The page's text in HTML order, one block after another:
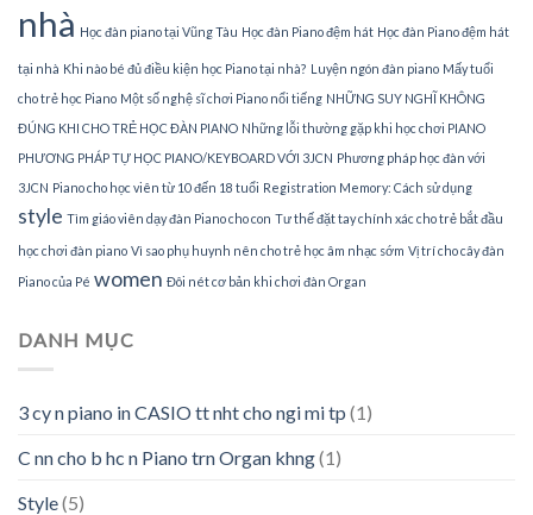
nhà Học đàn piano tại Vũng Tàu Học đàn Piano đệm hát Học đàn Piano đệm hát
tại nhà Khi nào bé đủ điều kiện học Piano tại nhà? Luyện ngón đàn piano Mấy tuổi
cho trẻ học Piano Một số nghệ sĩ chơi Piano nổi tiếng NHỮNG SUY NGHĨ KHÔNG
ĐÚNG KHI CHO TRẺ HỌC ĐÀN PIANO Những lỗi thường gặp khi học chơi PIANO
PHƯƠNG PHÁP TỰ HỌC PIANO/KEYBOARD VỚI 3JCN Phương pháp học đàn với
3JCN Piano cho học viên từ 10 đến 18 tuổi Registration Memory: Cách sử dụng
style Tìm giáo viên dạy đàn Piano cho con Tư thế đặt tay chính xác cho trẻ bắt đầu
học chơi đàn piano Vì sao phụ huynh nên cho trẻ học âm nhạc sớm Vị trí cho cây đàn
Piano của Pé women Đôi nét cơ bản khi chơi đàn Organ
DANH MỤC
3 cy n piano in CASIO tt nht cho ngi mi tp (1)
C nn cho b hc n Piano trn Organ khng(1)
Style(5)